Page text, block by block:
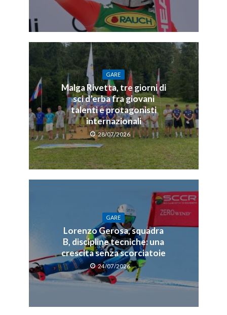
GARE
Malga Rivetta, tre giorni di
sci d’erba fra giovani
talenti e protagonisti
internazionali
28/07/2026
GARE
Lorenzo Gerosa, squadra
B, discipline tecniche: una
crescita senza scorciatoie
24/07/2026